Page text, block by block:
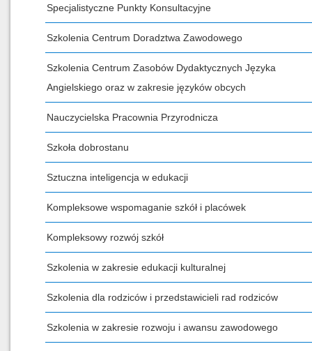
Specjalistyczne Punkty Konsultacyjne
Szkolenia Centrum Doradztwa Zawodowego
Szkolenia Centrum Zasobów Dydaktycznych Języka
Angielskiego oraz w zakresie języków obcych
Nauczycielska Pracownia Przyrodnicza
Szkoła dobrostanu
Sztuczna inteligencja w edukacji
Kompleksowe wspomaganie szkół i placówek
Kompleksowy rozwój szkół
Szkolenia w zakresie edukacji kulturalnej
Szkolenia dla rodziców i przedstawicieli rad rodziców
Szkolenia w zakresie rozwoju i awansu zawodowego